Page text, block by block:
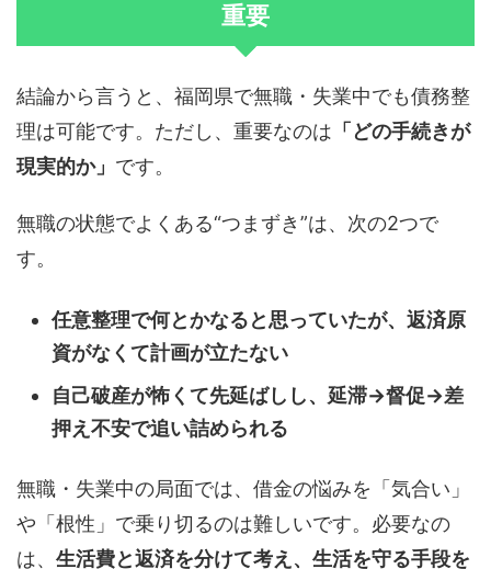
重要
結論から言うと、福岡県で無職・失業中でも債務整
理は可能です。ただし、重要なのは 「どの手続きが
現実的か」 です。
無職の状態でよくある“つまずき”は、次の2つで
す。
任意整理で何とかなると思っていたが、返済原
資がなくて計画が立たない
自己破産が怖くて先延ばしし、延滞→督促→差
押え不安で追い詰められる
無職・失業中の局面では、借金の悩みを「気合い」
や「根性」で乗り切るのは難しいです。必要なの
は、 生活費と返済を分けて考え、生活を守る手段を